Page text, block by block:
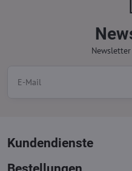
Kundendienste